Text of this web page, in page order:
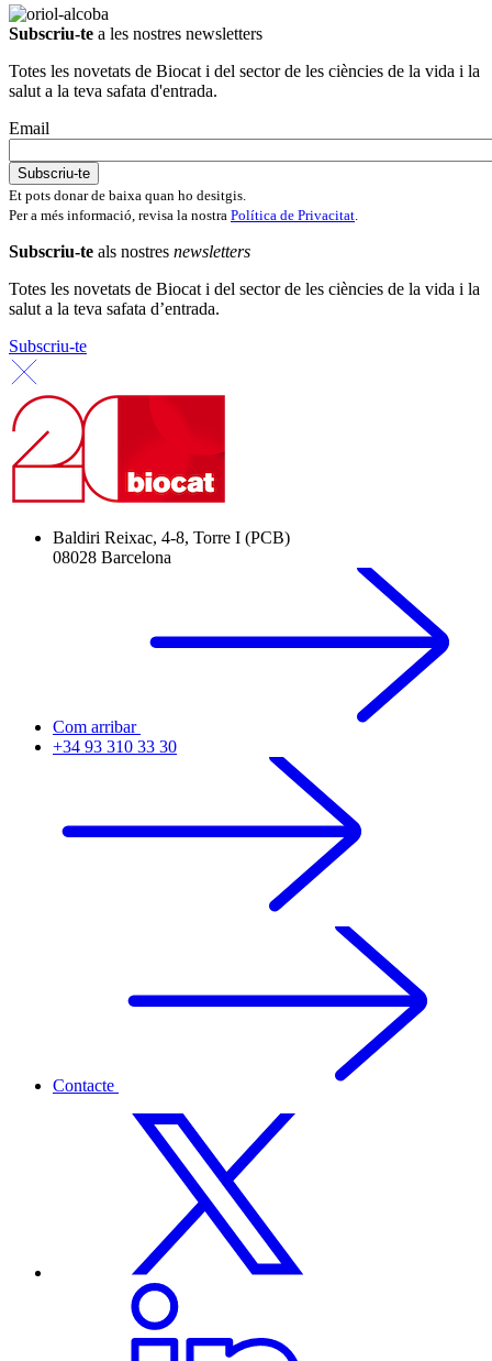
Subscriu-te a les nostres newsletters
Totes les novetats de Biocat i del sector de les ciències de la vida i la
salut a la teva safata d'entrada.
Email
Et pots donar de baixa quan ho desitgis.
Per a més informació, revisa la nostra Política de Privacitat.
Subscriu-te als nostres newsletters
Totes les novetats de Biocat i del sector de les ciències de la vida i la
salut a la teva safata d’entrada.
Subscriu-te
Baldiri Reixac, 4-8, Torre I (PCB)
08028 Barcelona
Com arribar
+34 93 310 33 30
Contacte